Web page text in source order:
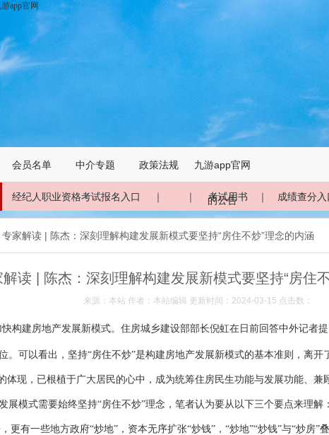
app官网
会员名单 中介专题 政策法规 九游app官网
的公告
经纪人职业资格考试报名入口 ｜ ｜ 考试用书 ｜ 成绩查分入
家解读 | 陈杰：深刻理解构建发展新模式要坚持“房住不炒”理念的内涵
解读 | 陈杰：深刻理解构建发展新模式要坚持“房住
来源：本站 作者：本站编辑 更新时间：2024-03-15 点击数：
构建房地产发展新模式。住房城乡建设部部长倪虹在日前回答中外记者
。可以看出，坚持“房住不炒”是构建房地产发展新模式的基本准则，离开
体现，已根植于广大居民的心中，成为统筹住房民生功能与发展功能、
展模式需要始终坚持“房住不炒”理念，笔者认为要从以下三个要点来理解：
更有一些地方政府“炒地”，资本无序扩张“炒钱”， “炒地”“炒钱”与“炒房”